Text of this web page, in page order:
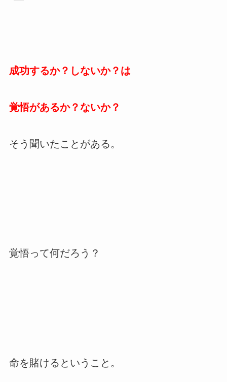
成功するか？しないか？は
覚悟があるか？ないか？
そう聞いたことがある。
覚悟って何だろう？
命を賭けるということ。